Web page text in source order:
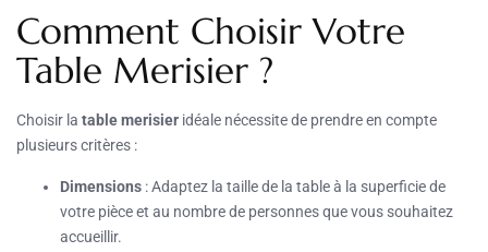
Comment Choisir Votre
Table Merisier ?
Choisir la table merisier idéale nécessite de prendre en compte
plusieurs critères :
Dimensions : Adaptez la taille de la table à la superficie de
votre pièce et au nombre de personnes que vous souhaitez
accueillir.